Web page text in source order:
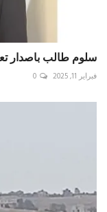
سلوم طالب باصدار
فبراير 11, 2025 0